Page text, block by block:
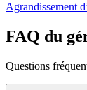
Agrandissement
FAQ du
Questions